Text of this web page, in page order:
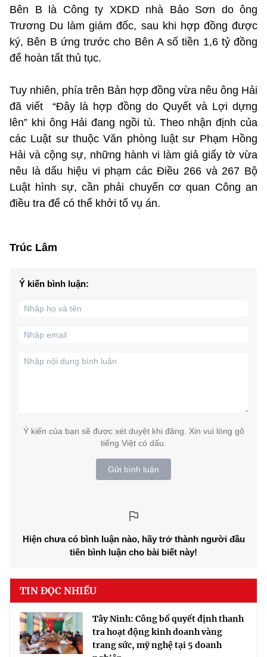
Bên B là Công ty XDKD nhà Bảo Sơn do ông
Trương Du làm giám đốc, sau khi hợp đồng được
ký, Bên B ứng trước cho Bên A số tiền 1,6 tỷ đồng
để hoàn tất thủ tục.
Tuy nhiên, phía trên Bản hợp đồng vừa nêu ông Hải
đã viết “Đây là hợp đồng do Quyết và Lợi dựng
lên” khi ông Hải đang ngồi tù. Theo nhận định của
các Luật sư thuộc Văn phòng luật sư Phạm Hồng
Hải và cộng sự, những hành vi làm giả giấy tờ vừa
nêu là dấu hiệu vi phạm các Điều 266 và 267 Bộ
Luật hình sự, cần phải chuyển cơ quan Công an
điều tra để có thể khởi tố vụ án.
Trúc Lâm
Ý kiến bình luận:
Ý kiến của bạn sẽ được xét duyệt khi đăng. Xin vui lòng gõ
tiếng Việt có dấu.
Gửi bình luận
Hiện chưa có bình luận nào, hãy trở thành người đầu
tiên bình luận cho bài biết này!
TIN ĐỌC NHIỀU
Tây Ninh: Công bố quyết định thanh
tra hoạt động kinh doanh vàng
trang sức, mỹ nghệ tại 5 doanh